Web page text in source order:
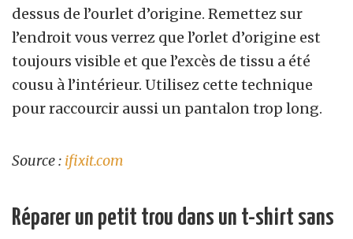
dessus de l’ourlet d’origine. Remettez sur
l’endroit vous verrez que l’orlet d’origine est
toujours visible et que l’excès de tissu a été
cousu à l’intérieur. Utilisez cette technique
pour raccourcir aussi un pantalon trop long.
Source : ifixit.com
Réparer un petit trou dans un t-shirt sans